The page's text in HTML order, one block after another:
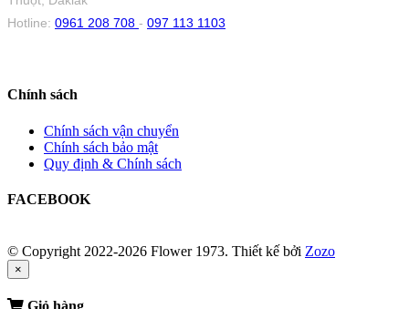
Hotline: 0961 208 708 - 097 113 1103
Chính sách
Chính sách vận chuyển
Chính sách bảo mật
Quy định & Chính sách
FACEBOOK
© Copyright 2022-2026 Flower 1973. Thiết kế bởi Zozo
×